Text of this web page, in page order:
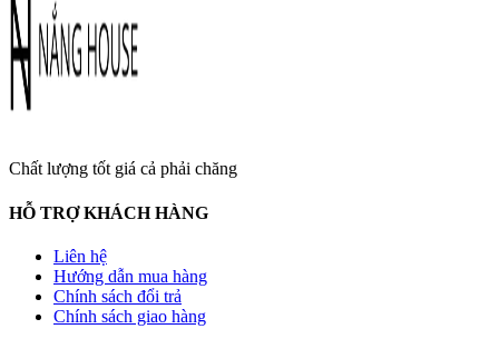
Chất lượng tốt giá cả phải chăng
HỖ TRỢ KHÁCH HÀNG
Liên hệ
Hướng dẫn mua hàng
Chính sách đổi trả
Chính sách giao hàng